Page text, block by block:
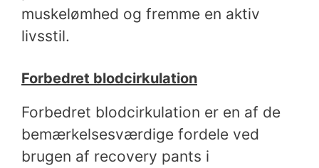
muskelømhed og fremme en aktiv
livsstil.
Forbedret blodcirkulation
Forbedret blodcirkulation er en af de
bemærkelsesværdige fordele ved
brugen af recovery pants i